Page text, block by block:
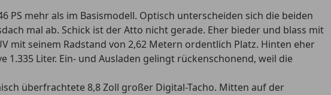
PS mehr als im Basismodell. Optisch unterscheiden sich die beiden
mal ab. Schick ist der Atto nicht gerade. Eher bieder und blass mit
mit seinem Radstand von 2,62 Metern ordentlich Platz. Hinten eher
Liter. Ein- und Ausladen gelingt rückenschonend, weil die
überfrachtete 8,8 Zoll großer Digital-Tacho. Mitten auf der